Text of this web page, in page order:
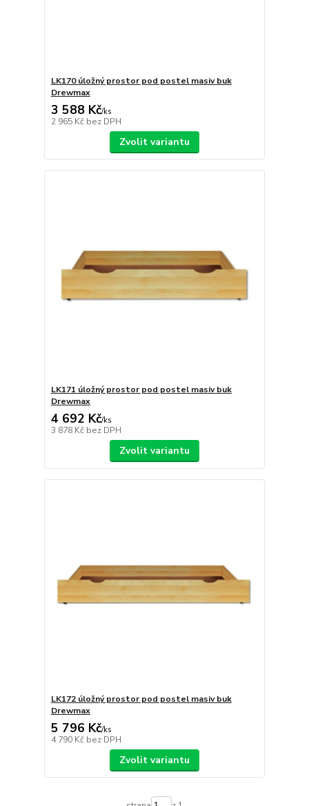
LK170 úložný prostor pod postel masiv buk
Drewmax
3 588 Kč/ks
2 965 Kč bez DPH
Zvolit variantu
LK171 úložný prostor pod postel masiv buk
Drewmax
4 692 Kč/ks
3 878 Kč bez DPH
Zvolit variantu
LK172 úložný prostor pod postel masiv buk
Drewmax
5 796 Kč/ks
4 790 Kč bez DPH
Zvolit variantu